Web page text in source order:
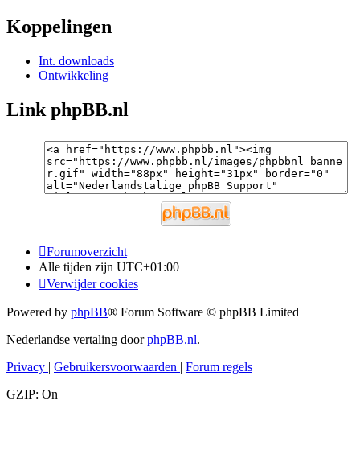
Koppelingen
Int. downloads
Ontwikkeling
Link phpBB.nl
Forumoverzicht
Alle tijden zijn UTC+01:00
Verwijder cookies
Powered by phpBB® Forum Software © phpBB Limited
Nederlandse vertaling doorphpBB.nl.
Privacy | Gebruikersvoorwaarden | Forum regels
GZIP: On